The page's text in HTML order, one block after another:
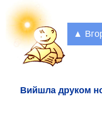
▲
Вийшла друком